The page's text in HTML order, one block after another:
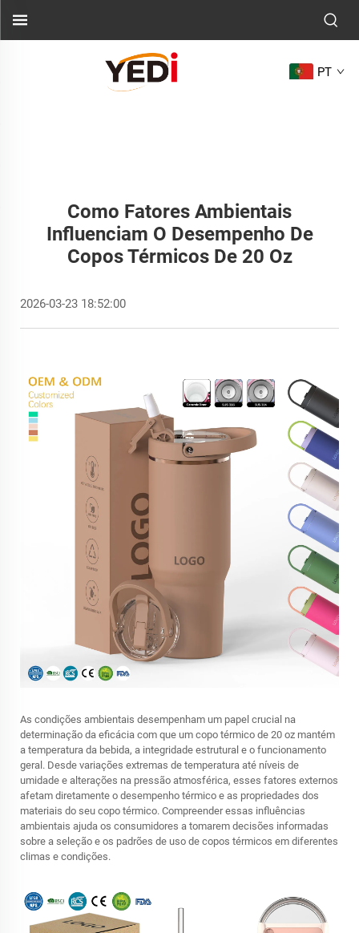
PT
Como Fatores Ambientais
Influenciam O Desempenho De
Copos Térmicos De 20 Oz
2026-03-23 18:52:00
As condições ambientais desempenham um papel crucial na
determinação da eficácia com que um copo térmico de 20 oz mantém
a temperatura da bebida, a integridade estrutural e o funcionamento
geral. Desde variações extremas de temperatura até níveis de
umidade e alterações na pressão atmosférica, esses fatores externos
afetam diretamente o desempenho térmico e as propriedades dos
materiais do seu copo térmico. Compreender essas influências
ambientais ajuda os consumidores a tomarem decisões informadas
sobre a seleção e os padrões de uso de copos térmicos em diferentes
climas e condições.